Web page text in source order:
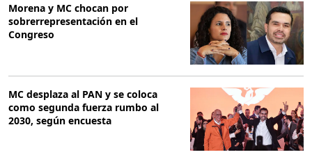
Morena y MC chocan por
sobrerrepresentación en el
Congreso
MC desplaza al PAN y se coloca
como segunda fuerza rumbo al
2030, según encuesta